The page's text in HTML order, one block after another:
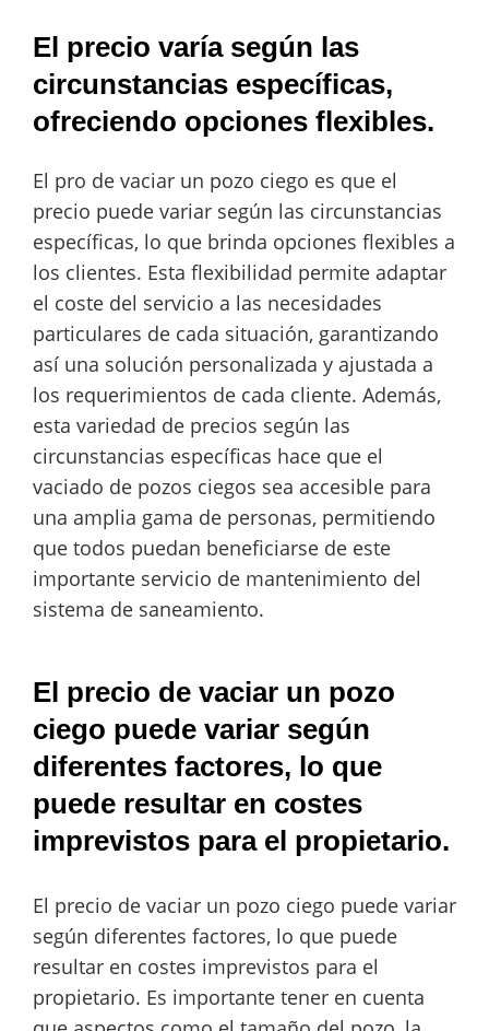
El precio varía según las
circunstancias específicas,
ofreciendo opciones flexibles.
El pro de vaciar un pozo ciego es que el
precio puede variar según las circunstancias
específicas, lo que brinda opciones flexibles a
los clientes. Esta flexibilidad permite adaptar
el coste del servicio a las necesidades
particulares de cada situación, garantizando
así una solución personalizada y ajustada a
los requerimientos de cada cliente. Además,
esta variedad de precios según las
circunstancias específicas hace que el
vaciado de pozos ciegos sea accesible para
una amplia gama de personas, permitiendo
que todos puedan beneficiarse de este
importante servicio de mantenimiento del
sistema de saneamiento.
El precio de vaciar un pozo
ciego puede variar según
diferentes factores, lo que
puede resultar en costes
imprevistos para el propietario.
El precio de vaciar un pozo ciego puede variar
según diferentes factores, lo que puede
resultar en costes imprevistos para el
propietario. Es importante tener en cuenta